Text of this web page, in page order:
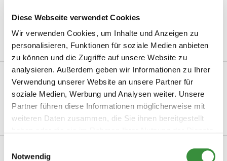
Diese Webseite verwendet Cookies
Wir verwenden Cookies, um Inhalte und Anzeigen zu
personalisieren, Funktionen für soziale Medien anbieten
zu können und die Zugriffe auf unsere Website zu
analysieren. Außerdem geben wir Informationen zu Ihrer
Verwendung unserer Website an unsere Partner für
soziale Medien, Werbung und Analysen weiter. Unsere
Partner führen diese Informationen möglicherweise mit
weiteren Daten zusammen, die Sie ihnen bereitgestellt
Notwendig
Leckerster Holländischer Käse
Mindestbestellwert von 15 €
Beschreibung
Pecorino mit Trüffel Pecorino ist einer der bekanntesten
Schafskäse aus Italien und wahrscheinlic...
Mehr lesen
Produktinformation